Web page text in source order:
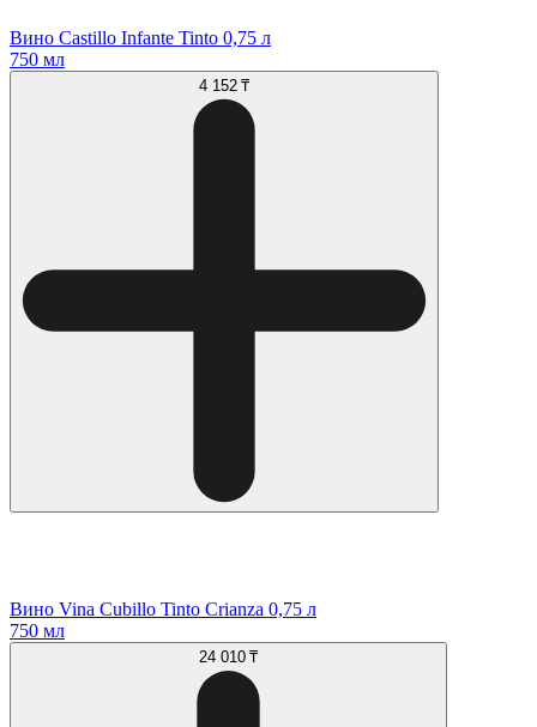
Вино Castillo Infante Tinto 0,75 л
750 мл
4 152 ₸
Вино Vina Cubillo Tinto Crianza 0,75 л
750 мл
24 010 ₸